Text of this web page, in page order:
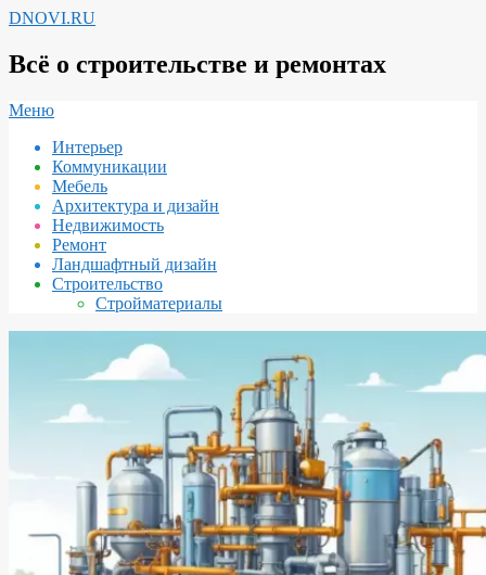
Перейти
содержимому
DNOVI.RU
Всё о строительстве и ремонтах
Вторичное
навигации
Меню
Интерьер
Коммуникации
Мебель
Архитектура и дизайн
Недвижимость
Ремонт
Ландшафтный дизайн
Строительство
Стройматериалы